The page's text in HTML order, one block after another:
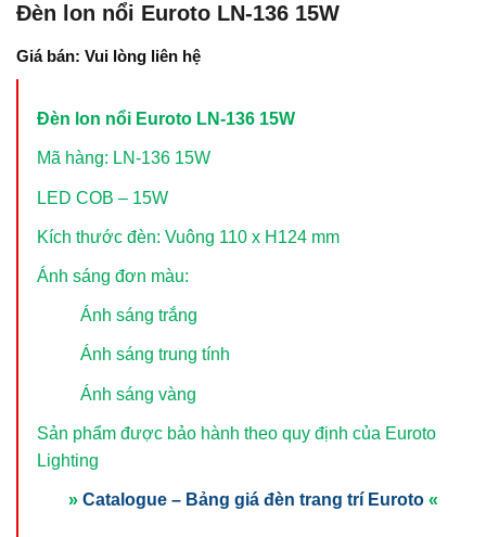
Đèn lon nổi Euroto LN-136 15W
Giá bán: Vui lòng liên hệ
Đèn lon nổi Euroto LN-136 15W
Mã hàng: LN-136 15W
LED COB – 15W
Kích thước đèn: Vuông 110 x H124 mm
Ánh sáng đơn màu:
Ánh sáng trắng
Ánh sáng trung tính
Ánh sáng vàng
Sản phẩm được bảo hành theo quy định của Euroto
Lighting
» Catalogue – Bảng giá đèn trang trí Euroto «